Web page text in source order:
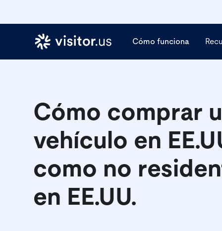
Cómo funciona
Cómo comprar
vehículo en
como no
en EE.UU.